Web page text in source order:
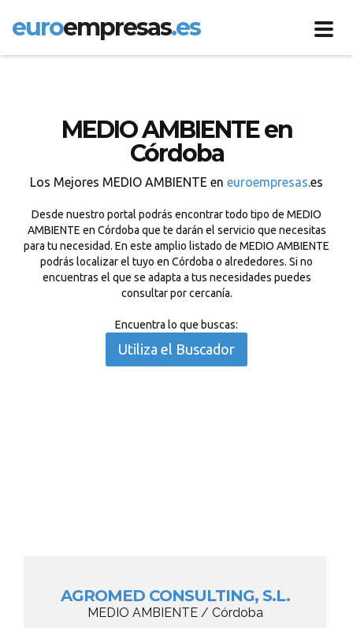
euroempresas.es
MEDIO AMBIENTE en
Córdoba
Los Mejores MEDIO AMBIENTE en euroempresas.es
Desde nuestro portal podrás encontrar todo tipo de MEDIO
AMBIENTE en Córdoba que te darán el servicio que necesitas
para tu necesidad. En este amplio listado de MEDIO AMBIENTE
podrás localizar el tuyo en Córdoba o alrededores. Si no
encuentras el que se adapta a tus necesidades puedes
consultar por cercanía.
Encuentra lo que buscas:
Utiliza el Buscador
AGROMED CONSULTING, S.L.
MEDIO AMBIENTE / Córdoba